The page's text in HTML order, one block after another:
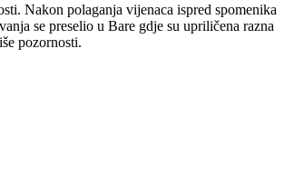
Nakon polaganja vijenaca ispred spomenika
se preselio u Bare gdje su upriličena razna
pozornosti.